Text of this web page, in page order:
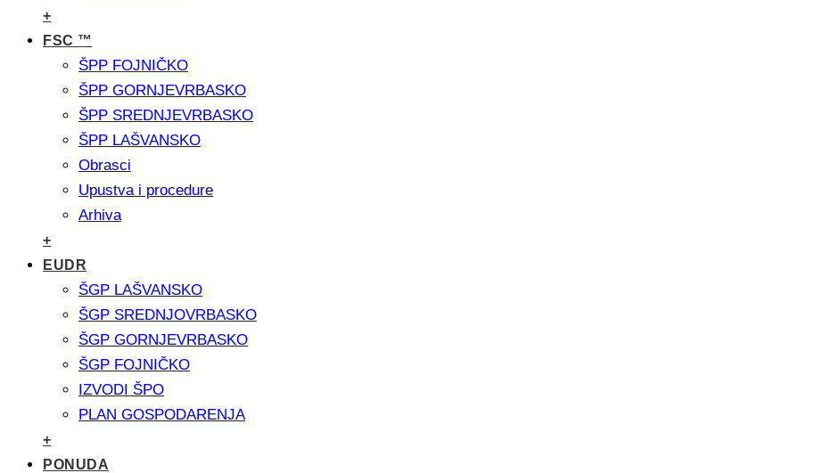
+
FSC ™
ŠPP FOJNIČKO
ŠPP GORNJEVRBASKO
ŠPP SREDNJEVRBASKO
ŠPP LAŠVANSKO
Obrasci
Upustva i procedure
Arhiva
+
EUDR
ŠGP LAŠVANSKO
ŠGP SREDNJOVRBASKO
ŠGP GORNJEVRBASKO
ŠGP FOJNIČKO
IZVODI ŠPO
PLAN GOSPODARENJA
+
PONUDA